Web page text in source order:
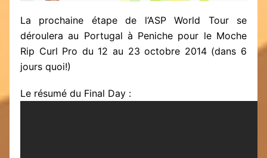
La prochaine étape de l’ASP World Tour se
déroulera au Portugal à Peniche pour le Moche
Rip Curl Pro du 12 au 23 octobre 2014 (dans 6
jours quoi!)
Le résumé du Final Day :